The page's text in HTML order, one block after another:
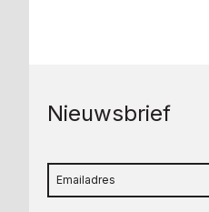
Nieuwsbrief